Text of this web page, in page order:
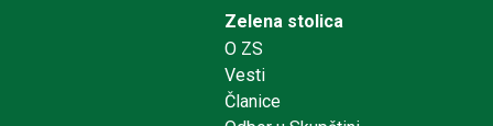
Zelena stolica
O ZS
Vesti
Članice